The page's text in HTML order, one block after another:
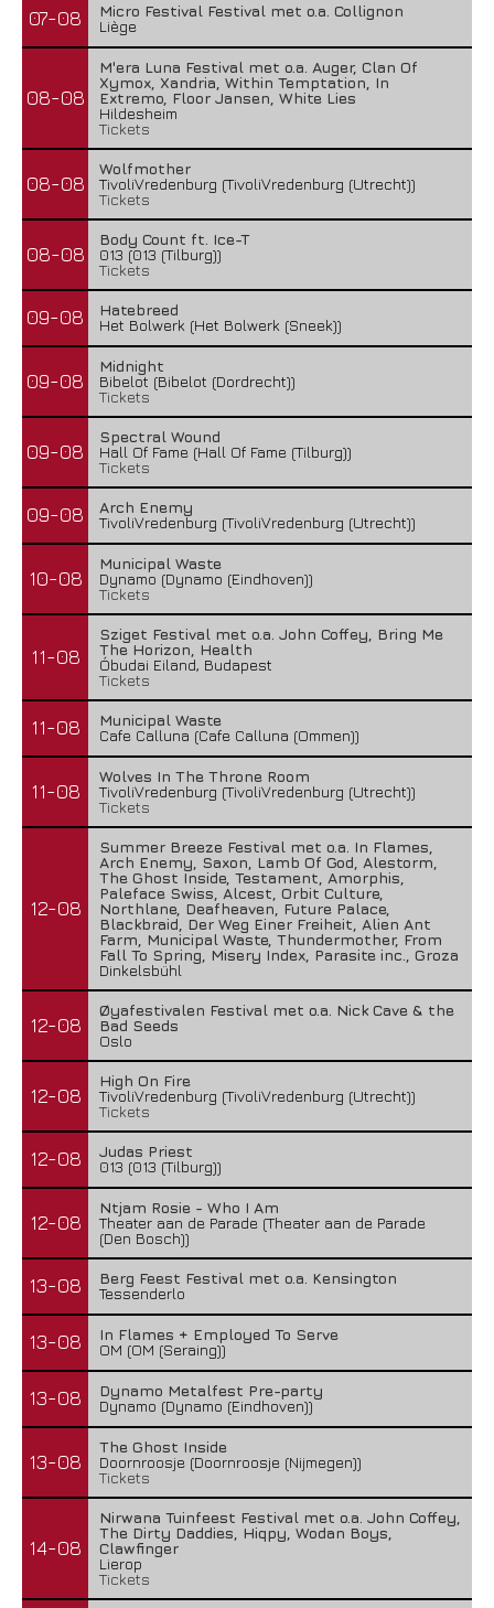
07-08
Micro Festival Festival met o.a. Collignon
Liège
08-08
M'era Luna Festival met o.a. Auger, Clan Of
Xymox, Xandria, Within Temptation, In
Extremo, Floor Jansen, White Lies
Hildesheim
Tickets
08-08
Wolfmother
TivoliVredenburg (TivoliVredenburg (Utrecht))
Tickets
08-08
Body Count ft. Ice-T
013 (013 (Tilburg))
Tickets
09-08
Hatebreed
Het Bolwerk (Het Bolwerk (Sneek))
09-08
Midnight
Bibelot (Bibelot (Dordrecht))
Tickets
09-08
Spectral Wound
Hall Of Fame (Hall Of Fame (Tilburg))
Tickets
09-08
Arch Enemy
TivoliVredenburg (TivoliVredenburg (Utrecht))
10-08
Municipal Waste
Dynamo (Dynamo (Eindhoven))
Tickets
11-08
Sziget Festival met o.a. John Coffey, Bring Me
The Horizon, Health
Óbudai Eiland, Budapest
Tickets
11-08
Municipal Waste
Cafe Calluna (Cafe Calluna (Ommen))
11-08
Wolves In The Throne Room
TivoliVredenburg (TivoliVredenburg (Utrecht))
Tickets
12-08
Summer Breeze Festival met o.a. In Flames,
Arch Enemy, Saxon, Lamb Of God, Alestorm,
The Ghost Inside, Testament, Amorphis,
Paleface Swiss, Alcest, Orbit Culture,
Northlane, Deafheaven, Future Palace,
Blackbraid, Der Weg Einer Freiheit, Alien Ant
Farm, Municipal Waste, Thundermother, From
Fall To Spring, Misery Index, Parasite inc., Groza
Dinkelsbühl
12-08
Øyafestivalen Festival met o.a. Nick Cave & the
Bad Seeds
Oslo
12-08
High On Fire
TivoliVredenburg (TivoliVredenburg (Utrecht))
Tickets
12-08
Judas Priest
013 (013 (Tilburg))
12-08
Ntjam Rosie - Who I Am
Theater aan de Parade (Theater aan de Parade
(Den Bosch))
13-08
Berg Feest Festival met o.a. Kensington
Tessenderlo
13-08
In Flames + Employed To Serve
OM (OM (Seraing))
13-08
Dynamo Metalfest Pre-party
Dynamo (Dynamo (Eindhoven))
13-08
The Ghost Inside
Doornroosje (Doornroosje (Nijmegen))
Tickets
14-08
Nirwana Tuinfeest Festival met o.a. John Coffey,
The Dirty Daddies, Hiqpy, Wodan Boys,
Clawfinger
Lierop
Tickets